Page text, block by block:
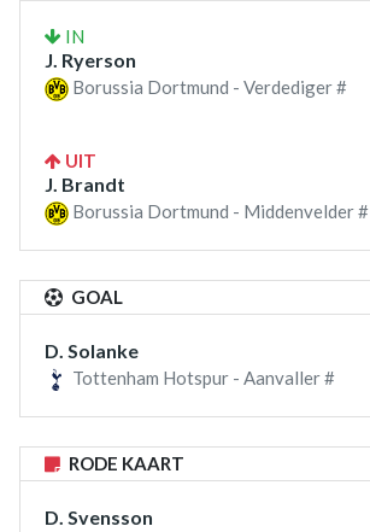
IN
J. Ryerson
Borussia Dortmund - Verdediger #
UIT
J. Brandt
Borussia Dortmund - Middenvelder #
GOAL
D. Solanke
Tottenham Hotspur - Aanvaller #
RODE KAART
D. Svensson